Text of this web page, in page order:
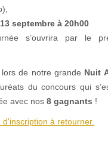
septembre à 20h00
s’ouvrira par le
, lors de notre grande Nuit
du concours qui
avec nos 8 gagnants !
à retourner.